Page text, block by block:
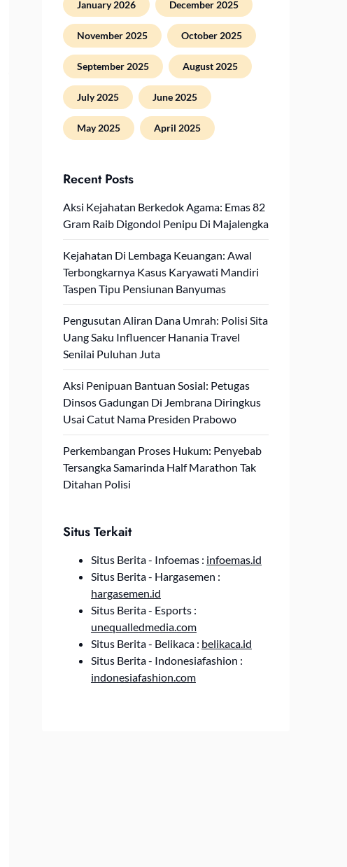
January 2026 December 2025
November 2025 October 2025
September 2025 August 2025
July 2025 June 2025
May 2025 April 2025
Recent Posts
Aksi Kejahatan Berkedok Agama: Emas 82
Gram Raib Digondol Penipu Di Majalengka
Kejahatan Di Lembaga Keuangan: Awal
Terbongkarnya Kasus Karyawati Mandiri
Taspen Tipu Pensiunan Banyumas
Pengusutan Aliran Dana Umrah: Polisi Sita
Uang Saku Influencer Hanania Travel
Senilai Puluhan Juta
Aksi Penipuan Bantuan Sosial: Petugas
Dinsos Gadungan Di Jembrana Diringkus
Usai Catut Nama Presiden Prabowo
Perkembangan Proses Hukum: Penyebab
Tersangka Samarinda Half Marathon Tak
Ditahan Polisi
Situs Terkait
Situs Berita - Infoemas : infoemas.id
Situs Berita - Hargasemen :
hargasemen.id
Situs Berita - Esports :
unequalledmedia.com
Situs Berita - Belikaca : belikaca.id
Situs Berita - Indonesiafashion :
indonesiafashion.com